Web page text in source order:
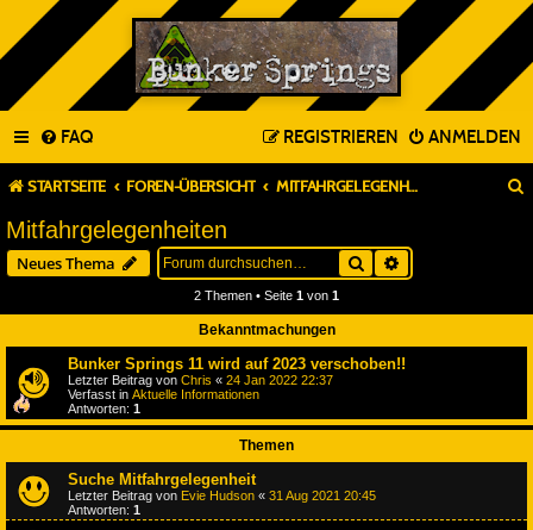
FAQ ANMELDEN
REGISTRIEREN
STARTSEITE FOREN-ÜBERSICHT MITFAHRGELEGENHEITEN
Mitfahrgelegenheiten
Neues Thema Suche
2 Themen • Seite 1 von 1
Bekanntmachungen
Bunker Springs 11 wird auf 2023 verschoben!!
Letzter Beitrag von Chris « 24 Jan 2022 22:37
Verfasst in Aktuelle Informationen
Antworten: 1
Themen
Suche Mitfahrgelegenheit
Letzter Beitrag von Evie Hudson « 31 Aug 2021 20:45
Antworten: 1